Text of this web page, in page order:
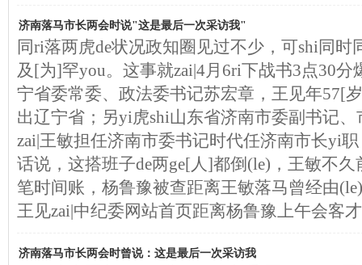
济南落马市长两会时说"这是最后一次采访我"
同ri落两虎de状况政知圈见过不少，可shi同时
及[为]罕you。这事就zai|4月6ri下战书3点30分
宁省委常委、政法委书记苏宏章，王见年57[
出辽宁省；另yi虎shi山东省济南市委副书记
zai|王敏担任济南市委书记时代任济南市长yi
话说，这搭班子de两ge[人]都倒(le)，王敏不
笔时间账，杨鲁豫被查距离王敏落马曾经由
王见zai|中纪委网站首页距离杨鲁豫上午会客
济南落马市长两会时曾说：这是最后一次采访我